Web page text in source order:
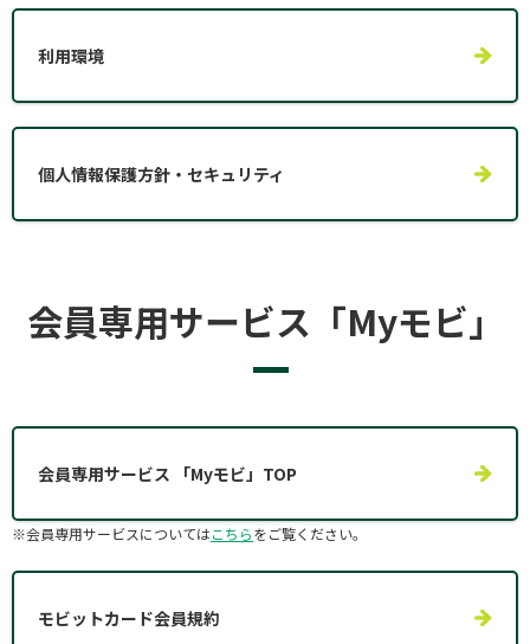
利用環境
個人情報保護方針・セキュリティ
会員専用サービス「Myモビ」
会員専用サービス 「Myモビ」TOP
※会員専用サービスについてはこちらをご覧ください。
モビットカード会員規約